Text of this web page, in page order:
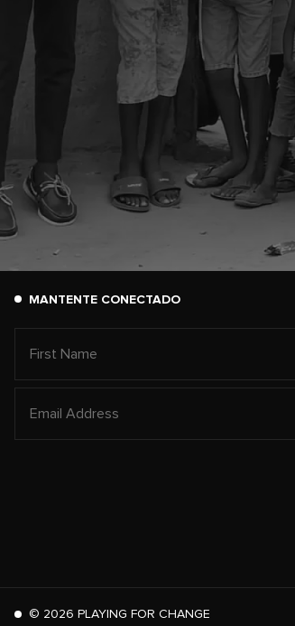
MANTENTE CONECTADO
© 2026 PLAYING FOR CHANGE